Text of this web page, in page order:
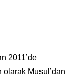
2011’de
olarak Musul’dan